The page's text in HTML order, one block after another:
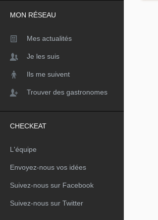
MON RÉSEAU
Mes actualités
Je les suis
Ils me suivent
Trouver des gastronomes
CHECKEAT
L'équipe
Envoyez-nous vos idées
Suivez-nous sur Facebook
Suivez-nous sur Twitter